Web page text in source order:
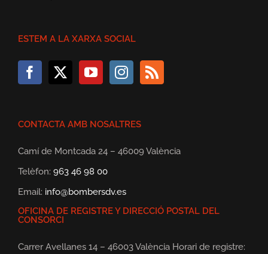
ESTEM A LA XARXA SOCIAL
CONTACTA AMB NOSALTRES
Camí de Montcada 24 – 46009 València
Telèfon: 963 46 98 00
Email: info@bombersdv.es
OFICINA DE REGISTRE Y DIRECCIÓ POSTAL DEL
CONSORCI
Carrer Avellanes 14 – 46003 València Horari de registre: